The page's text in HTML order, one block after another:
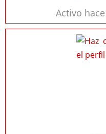
Activo